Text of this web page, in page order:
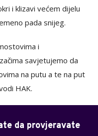
i klizavi većem dijelu
pada snijeg.
i
savjetujemo da
na putu a te na put
HAK.
da provjeravate